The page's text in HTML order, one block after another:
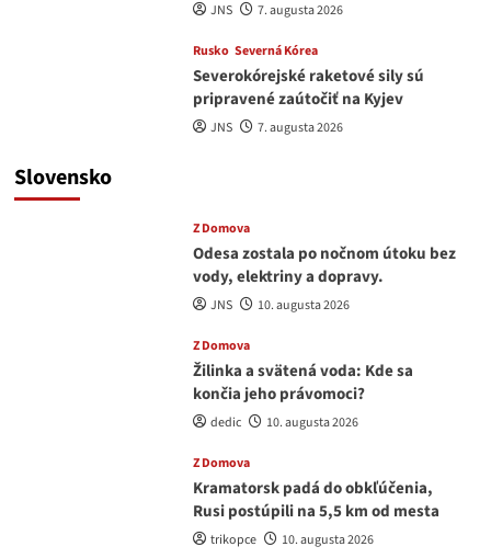
JNS 7. augusta 2026
Rusko Severná Kórea
Severokórejské raketové sily sú
pripravené zaútočiť na Kyjev
JNS 7. augusta 2026
Slovensko
Z Domova
Odesa zostala po nočnom útoku bez
vody, elektriny a dopravy.
JNS 10. augusta 2026
Z Domova
Žilinka a svätená voda: Kde sa
končia jeho právomoci?
dedic 10. augusta 2026
Z Domova
Kramatorsk padá do obkľúčenia,
Rusi postúpili na 5,5 km od mesta
trikopce 10. augusta 2026